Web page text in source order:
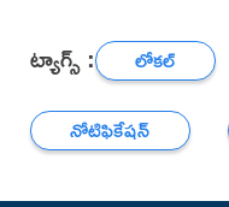
ట్యాగ్స్ : లోకల్
నోటిఫికేషన్